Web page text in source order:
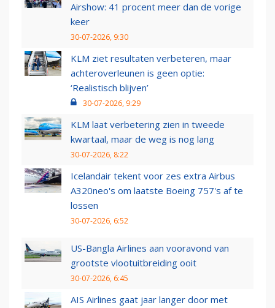
Airshow: 41 procent meer dan de vorige
keer
30-07-2026, 9:30
KLM ziet resultaten verbeteren, maar
achteroverleunen is geen optie:
‘Realistisch blijven’
30-07-2026, 9:29
KLM laat verbetering zien in tweede
kwartaal, maar de weg is nog lang
30-07-2026, 8:22
Icelandair tekent voor zes extra Airbus
A320neo's om laatste Boeing 757's af te
lossen
30-07-2026, 6:52
US-Bangla Airlines aan vooravond van
grootste vlootuitbreiding ooit
30-07-2026, 6:45
AIS Airlines gaat jaar langer door met